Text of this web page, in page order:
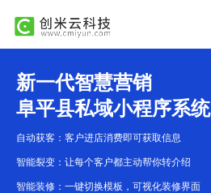
新一代智慧营销
阜平县私域小程序系统
自动获客：客户进店消费即可获取信息
智能裂变：让每个客户都主动帮你转介绍
智能装修：一键切换模板，可视化装修界面